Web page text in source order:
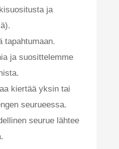
ja
tapahtumaan.
ja suosittelemme
kiertää yksin tai
seurueessa.
seurue lähtee